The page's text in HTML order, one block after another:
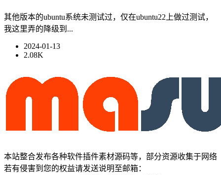
其他版本的ubuntu系统未测试过，仅在ubuntu22上做过测试，
我这里弄的降级到...
2024-01-13
2.08K
本站整合发布各种软件插件素材源码等，部分资源收集于网络
若有侵害到您的权益请发送说明至邮箱：